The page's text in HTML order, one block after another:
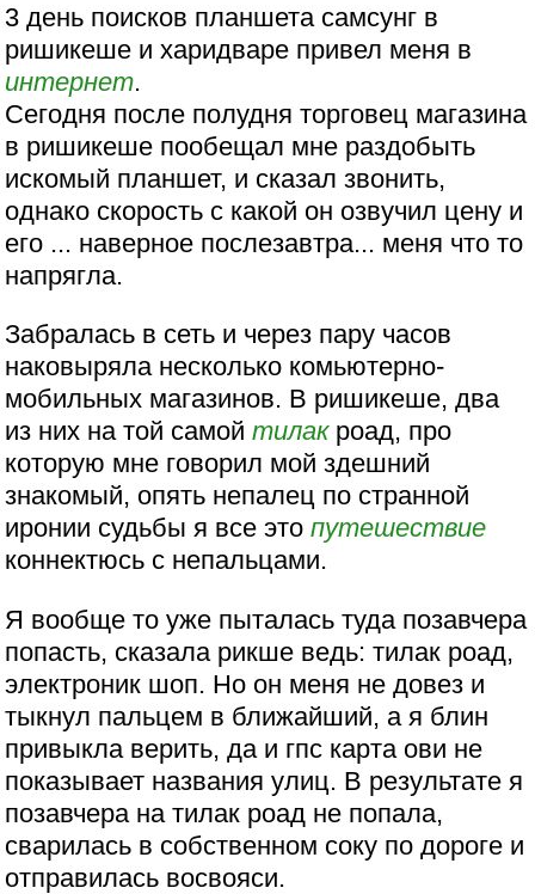
3 день поисков планшета самсунг в
ришикеше и харидваре привел меня в
интернет.
Сегодня после полудня торговец магазина
в ришикеше пообещал мне раздобыть
искомый планшет, и сказал звонить,
однако скорость с какой он озвучил цену и
его ... наверное послезавтра... меня что то
напрягла.
Забралась в сеть и через пару часов
наковыряла несколько комьютерно-
мобильных магазинов. В ришикеше, два
из них на той самойтилакроад, про
которую мне говорил мой здешний
знакомый, опять непалец по странной
иронии судьбы я все этопутешествие
коннектюсь с непальцами.
Я вообще то уже пыталась туда позавчера
попасть, сказала рикше ведь: тилак роад,
электроник шоп. Но он меня не довез и
тыкнул пальцем в ближайший, а я блин
привыкла верить, да и гпс карта ови не
показывает названия улиц. В результате я
позавчера на тилак роад не попала,
сварилась в собственном соку по дороге и
отправилась восвояси.